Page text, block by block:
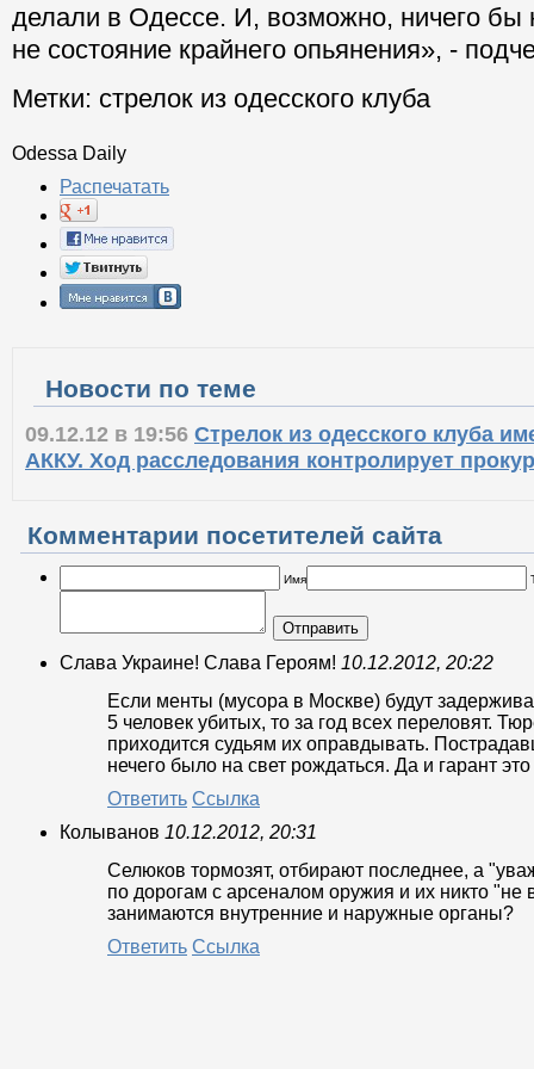
делали в Одессе. И, возможно, ничего
не состояние крайнего опьянения», -
Метки: стрелок из одесского клуба
Odessa Daily
Распечатать
Новости по теме
09.12.12 в 19:56 Стрелок из одесского клуба
АККУ. Ход расследования контролирует
Комментарии посетителей сайта
Имя
Отправить
Слава Украине! Слава Героям! 10.12.2012, 20:22
Если менты (мусора в Москве) будут
5 человек убитых, то за год всех переловят.
приходится судьям их оправдывать.
нечего было на свет рождаться. Да и гарант
Ответить Ссылка
Колыванов 10.12.2012, 20:31
Селюков тормозят, отбирают последнее, а
по дорогам с арсеналом оружия и их никто "не
занимаются внутренние и наружные органы?
Ответить Ссылка